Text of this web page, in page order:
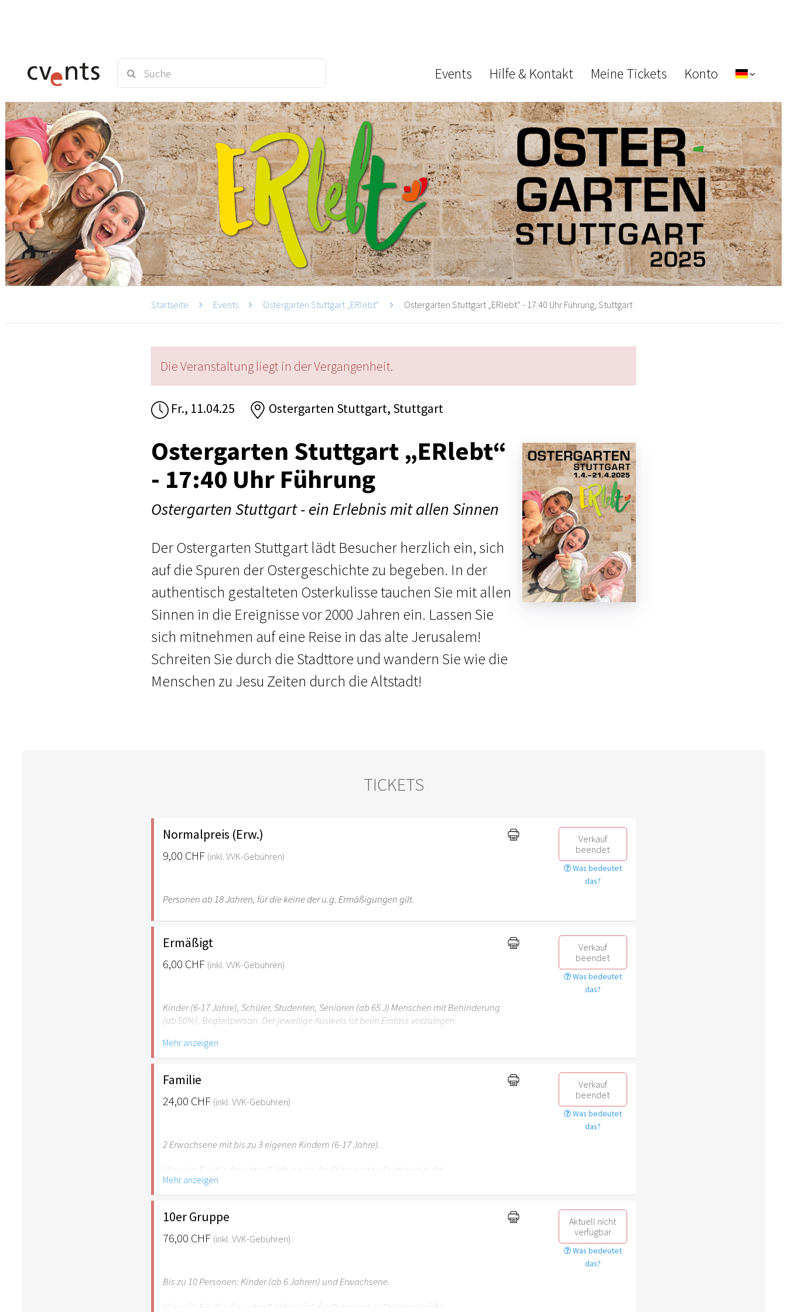
Events Hilfe & Kontakt Meine Tickets Konto
Startseite Events Ostergarten Stuttgart „ERlebt“ Ostergarten Stuttgart „ERlebt“ - 17:40 Uhr Führung, Stuttgart
Die Veranstaltung liegt in der Vergangenheit.
Fr., 11.04.25 Ostergarten Stuttgart, Stuttgart
Ostergarten Stuttgart „ERlebt“
- 17:40 Uhr Führung
Ostergarten Stuttgart - ein Erlebnis mit allen Sinnen
Der Ostergarten Stuttgart lädt Besucher herzlich ein, sich
auf die Spuren der Ostergeschichte zu begeben. In der
authentisch gestalteten Osterkulisse tauchen Sie mit allen
Sinnen in die Ereignisse vor 2000 Jahren ein. Lassen Sie
sich mitnehmen auf eine Reise in das alte Jerusalem!
Schreiten Sie durch die Stadttore und wandern Sie wie die
Menschen zu Jesu Zeiten durch die Altstadt!
TICKETS
Normalpreis (Erw.)
9,00 CHF (inkl. VVK-Gebühren)
Verkauf
beendet
Was bedeutet
das?
Personen ab 18 Jahren, für die keine der u.g. Ermäßigungen gilt.
Ermäßigt
6,00 CHF (inkl. VVK-Gebühren)
Verkauf
beendet
Was bedeutet
das?
Kinder (6-17 Jahre), Schüler, Studenten, Senioren (ab 65 J) Menschen mit Behinderung
(ab 50%), Begleitperson. Der jeweilige Ausweis ist beim Einlass vorzulegen.
Hinweis: Für Kinder unter 6 Jahren ist der Ostergarten Stuttgart nicht
empfehlenswert.
Mehr anzeigen
Familie
24,00 CHF (inkl. VVK-Gebühren)
Verkauf
beendet
Was bedeutet
das?
2 Erwachsene mit bis zu 3 eigenen Kindern (6-17 Jahre).
Hinweis: Für Kinder unter 6 Jahren ist der Ostergarten Stuttgart nicht
empfehlenswert.
Mehr anzeigen
10er Gruppe
76,00 CHF (inkl. VVK-Gebühren)
Aktuell nicht
verfügbar
Was bedeutet
das?
Bis zu 10 Personen: Kinder (ab 6 Jahren) und Erwachsene.
Hinweis: Für Kinder unter 6 Jahren ist der Ostergarten Stuttgart nicht